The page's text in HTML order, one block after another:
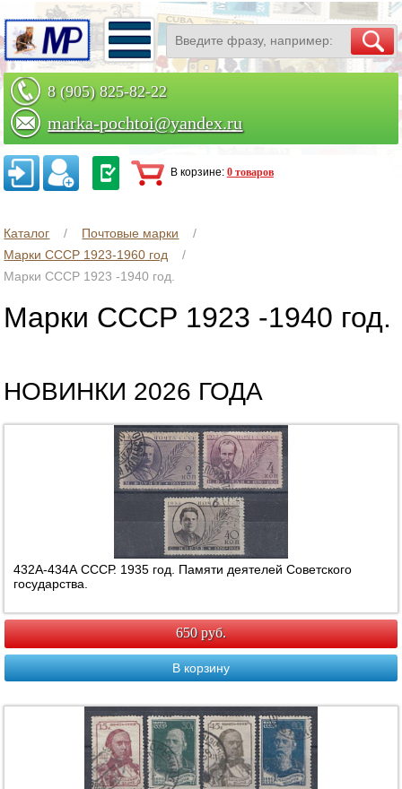
8 (905) 825-82-22
marka-pochtoi@yandex.ru
Заказать по телефону
В корзине: 0 товаров
Каталог
Почтовые марки
Марки СССР 1923-1960 год
Марки СССР 1923 -1940 год.
Марки СССР 1923 -1940 год.
НОВИНКИ 2026 ГОДА
432А-434А СССР. 1935 год. Памяти деятелей Советского
государства.
650 руб.
В корзину